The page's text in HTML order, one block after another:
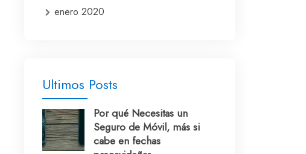
enero 2020
Últimos Posts
Por qué Necesitas un
Seguro de Móvil, más si
cabe en fechas